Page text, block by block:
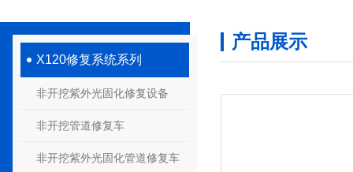
X120修复系统系列
非开挖紫外光固化修复设备
非开挖管道修复车
非开挖紫外光固化管道修复车
产品展示